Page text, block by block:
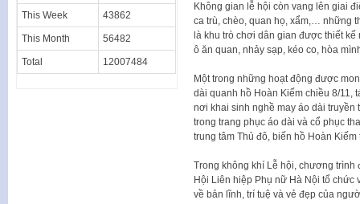
Không gian lễ hội còn vang lên giai
ca trù, chèo, quan họ, xẩm,… những
là khu trò chơi dân gian được thiết
ô ăn quan, nhảy sạp, kéo co, hòa
Một trong những hoạt động được
dài quanh hồ Hoàn Kiếm chiều 8/11,
nơi khai sinh nghề may áo dài
trong trang phục áo dài và cổ phục
trung tâm Thủ đô, biến hồ Hoàn Kiếm
Trong không khí Lễ hội, chương trình
Hội Liên hiệp Phụ nữ Hà Nội tổ
về bản lĩnh, trí tuệ và vẻ đẹp của
This Week 43862
This Month 56482
Total 12007484